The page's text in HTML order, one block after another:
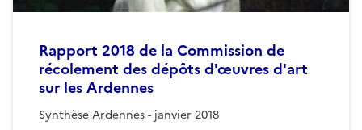
Rapport 2018 de la Commission de
récolement des dépôts d'œuvres d'art
sur les Ardennes
Synthèse Ardennes - janvier 2018